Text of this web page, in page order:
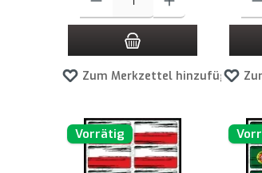
Zum Merkzettel hinzufügen
Vorrätig